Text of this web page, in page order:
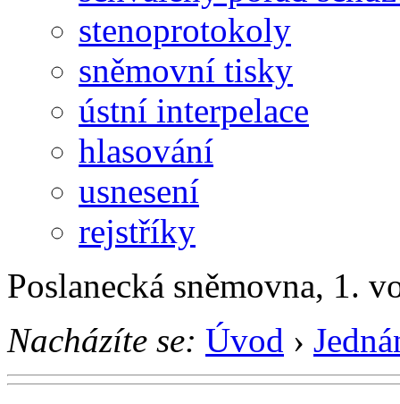
stenoprotokoly
sněmovní tisky
ústní interpelace
hlasování
usnesení
rejstříky
Poslanecká sněmovna, 1.
Nacházíte se: Úvod ›